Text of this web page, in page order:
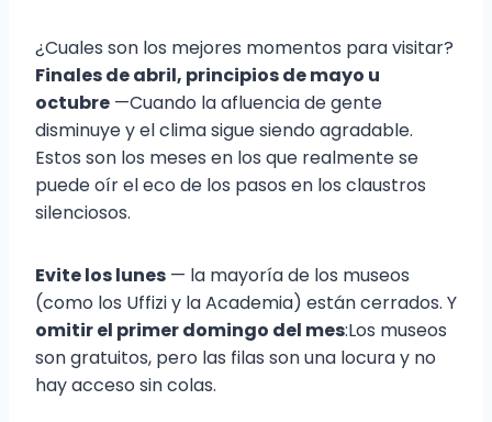
¿Cuales son los mejores momentos para visitar?
Finales de abril, principios de mayo u
octubre —Cuando la afluencia de gente
disminuye y el clima sigue siendo agradable.
Estos son los meses en los que realmente se
puede oír el eco de los pasos en los claustros
silenciosos.
Evite los lunes — la mayoría de los museos
(como los Uffizi y la Academia) están cerrados. Y
omitir el primer domingo del mes:Los museos
son gratuitos, pero las filas son una locura y no
hay acceso sin colas.